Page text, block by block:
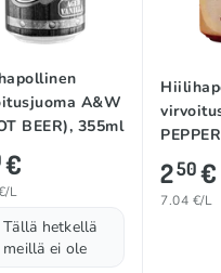
A&W
BEER), 355ml
€
L
Tällä hetkellä
meillä ei ole
250€
7.04 €/L